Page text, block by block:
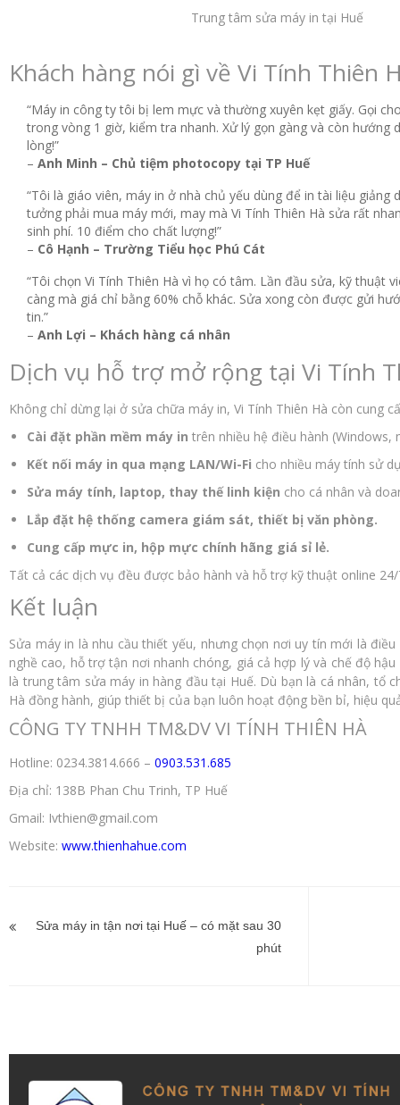
Trung tâm sửa máy in tại Huế
Khách hàng nói gì về Vi Tính Thiên
“Máy in công ty tôi bị lem mực và thường xuyên kẹt giấy. Gọi
trong vòng 1 giờ, kiểm tra nhanh. Xử lý gọn gàng và còn hướng
lòng!”
–Anh Minh – Chủ tiệm photocopy tại TP Huế
“Tôi là giáo viên, máy in ở nhà chủ yếu dùng để in tài liệu giảng
tưởng phải mua máy mới, may mà Vi Tính Thiên Hà sửa rất
sinh phí. 10 điểm cho chất lượng!”
– Cô Hạnh – Trường Tiểu học Phú Cát
“Tôi chọn Vi Tính Thiên Hà vì họ có tâm. Lần đầu sửa, kỹ thuật
càng mà giá chỉ bằng 60% chỗ khác. Sửa xong còn được gửi
tin.”
–Anh Lợi – Khách hàng cá nhân
Dịch vụ hỗ trợ mở rộng tại Vi Tính
Không chỉ dừng lại ở sửa chữa máy in, Vi Tính Thiên Hà còn cung
Cài đặt phần mềm máy in trên nhiều hệ điều hành (Windows,
Kết nối máy in qua mạng LAN/Wi-Fi cho nhiều máy tính sử
Sửa máy tính, laptop, thay thế linh kiện cho cá nhân và
Lắp đặt hệ thống camera giám sát, thiết bị văn phòng.
Cung cấp mực in, hộp mực chính hãng giá sỉ lẻ.
Tất cả các dịch vụ đều được bảo hành và hỗ trợ kỹ thuật online 24/
Kết luận
Sửa máy in là nhu cầu thiết yếu, nhưng chọn nơi uy tín mới là
nghề cao, hỗ trợ tận nơi nhanh chóng, giá cả hợp lý và chế độ
là trung tâm sửa máy in hàng đầu tại Huế. Dù bạn là cá nhân, tổ
Hà đồng hành, giúp thiết bị của bạn luôn hoạt động bền bỉ, hiệu
CÔNG TY TNHH TM&DV VI TÍNH THIÊN HÀ
Hotline: 0234.3814.666 – 0903.531.685
Địa chỉ: 138B Phan Chu Trinh, TP Huế
Gmail: Ivthien@gmail.com
Website: www.thienhahue.com
hướng
Sửa máy in tận nơi tại Huế – có mặt sau 30
phút